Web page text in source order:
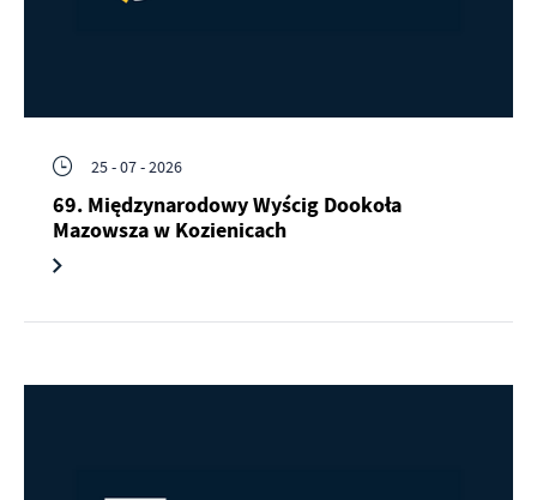
25 - 07 - 2026
69. Międzynarodowy Wyścig Dookoła
Mazowsza w Kozienicach